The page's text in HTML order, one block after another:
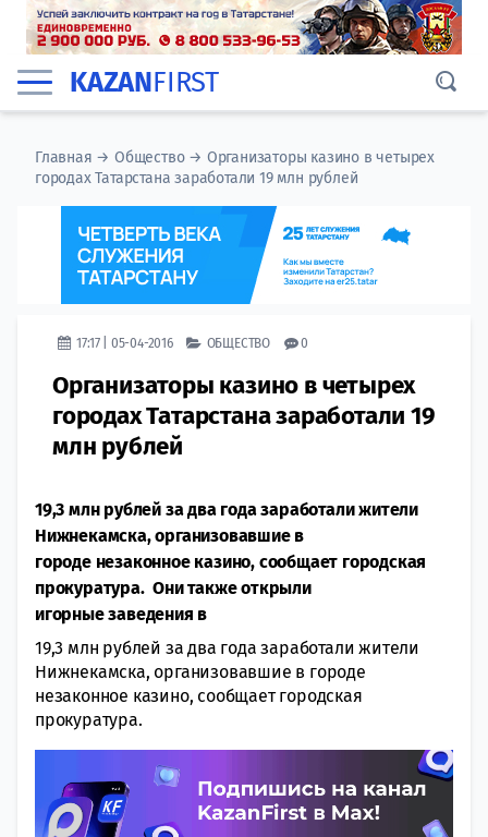
KAZANFIRST
Главная →Общество→ Организаторы казино в четырех
городах Татарстана заработали 19 млн рублей
17:17 | 05-04-2016 ОБЩЕСТВО 0
Организаторы казино в четырех
городах Татарстана заработали 19
млн рублей
19,3 млн рублей за два года заработали жители
Нижнекамска, организовавшие в
городе незаконное казино, сообщает городская
прокуратура. Они также открыли
игорные заведения в
19,3 млн рублей за два года заработали жители
Нижнекамска, организовавшие в городе
незаконное казино, сообщает городская
прокуратура.